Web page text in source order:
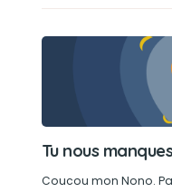
Tu nous
Coucou mon Nono.